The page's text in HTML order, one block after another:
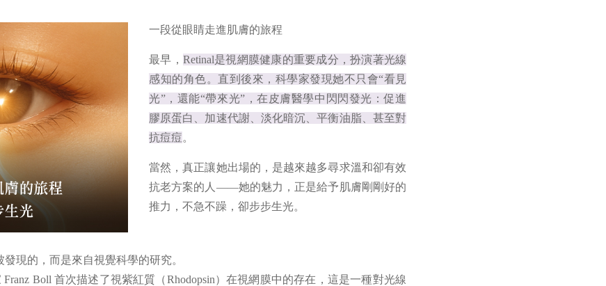
一段從眼睛走進肌膚的旅程
最早， Retinal是視網膜健康的重要成分，扮演著光線
感知的角色。直到後來，科學家發現她不只會“看見
光”，還能“帶來光”，在皮膚醫學中閃閃發光：促進
膠原蛋白、加速代謝、淡化暗沉、平衡油脂、甚至對
抗痘痘。
當然，真正讓她出場的，是越來越多尋求溫和卻有效
抗老方案的人——她的魅力，正是給予肌膚剛剛好的
推力，不急不躁，卻步步生光。
現的，而是來自視覺科學的研究。
Franz Boll 首次描述了視紫紅質（Rhodopsin）在視網膜中的存在，這是一種對光線